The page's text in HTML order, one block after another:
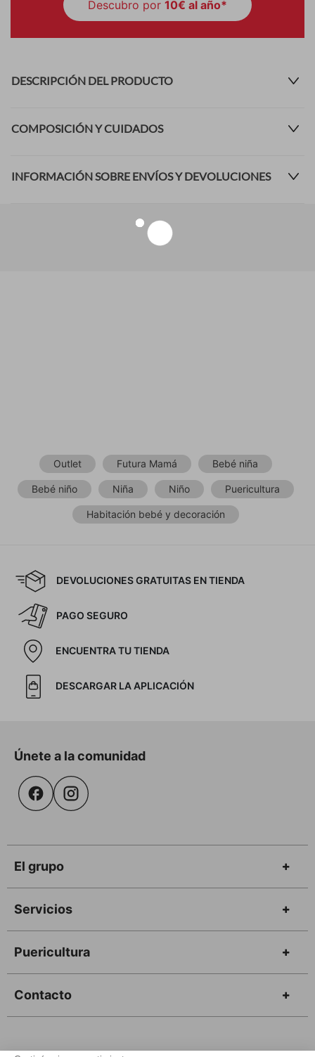
Descubro por 10€ al año*
DESCRIPCIÓN DEL PRODUCTO
COMPOSICIÓN Y CUIDADOS
INFORMACIÓN SOBRE ENVÍOS Y DEVOLUCIONES
Outlet Futura Mamá Bebé niña
Bebé niño Niña Niño Puericultura
Habitación bebé y decoración
DEVOLUCIONES GRATUITAS EN TIENDA
PAGO SEGURO
ENCUENTRA TU TIENDA
DESCARGAR LA APLICACIÓN
Únete a la comunidad
El grupo
Servicios
Puericultura
Contacto